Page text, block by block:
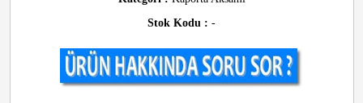
Stok Kodu : -